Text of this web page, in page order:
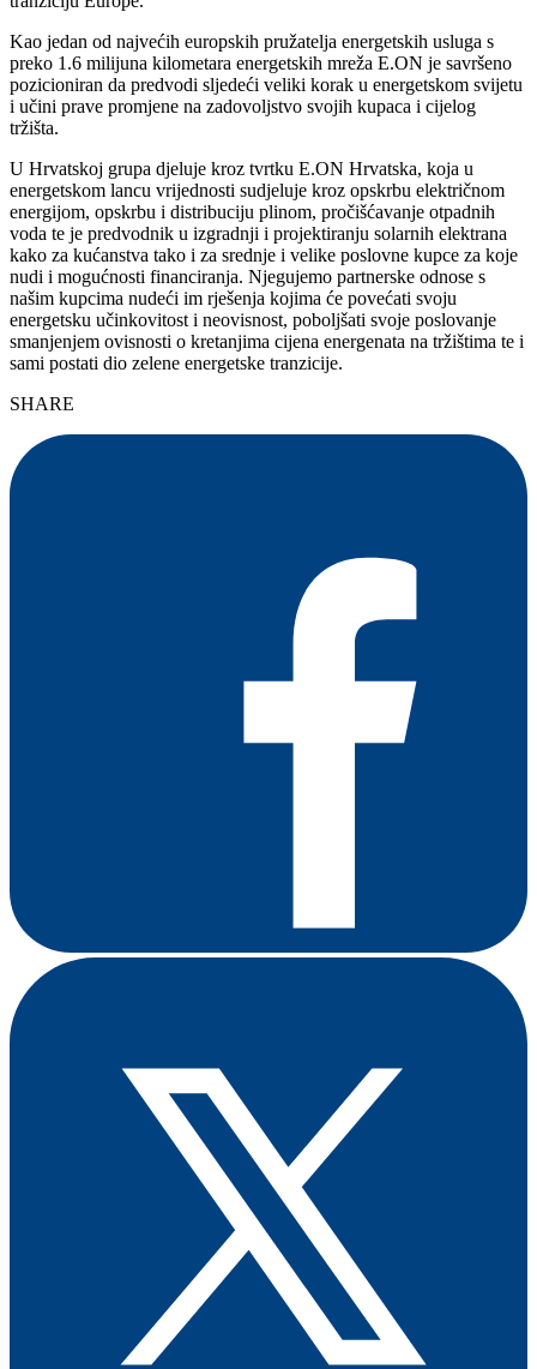
Kao jedan od najvećih europskih pružatelja energetskih usluga s
preko 1.6 milijuna kilometara energetskih mreža E.ON je savršeno
pozicioniran da predvodi sljedeći veliki korak u energetskom svijetu
i učini prave promjene na zadovoljstvo svojih kupaca i cijelog
tržišta.
U Hrvatskoj grupa djeluje kroz tvrtku E.ON Hrvatska, koja u
energetskom lancu vrijednosti sudjeluje kroz opskrbu električnom
energijom, opskrbu i distribuciju plinom, pročišćavanje otpadnih
voda te je predvodnik u izgradnji i projektiranju solarnih elektrana
kako za kućanstva tako i za srednje i velike poslovne kupce za koje
nudi i mogućnosti financiranja. Njegujemo partnerske odnose s
našim kupcima nudeći im rješenja kojima će povećati svoju
energetsku učinkovitost i neovisnost, poboljšati svoje poslovanje
smanjenjem ovisnosti o kretanjima cijena energenata na tržištima te i
sami postati dio zelene energetske tranzicije.
SHARE